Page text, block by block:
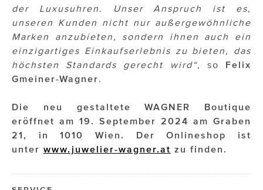
der Luxusuhren. Unser Anspruch ist es,
unseren Kunden nicht nur außergewöhnliche
Marken anzubieten, sondern ihnen auch ein
einzigartiges Einkaufserlebnis zu bieten, das
höchsten Standards gerecht wird“, so Felix
Gmeiner-Wagner.
Die neu gestaltete WAGNER Boutique
eröffnet am 19. September 2024 am Graben
21, in 1010 Wien. Der Onlineshop ist
unter www.juwelier-wagner.at zu finden.